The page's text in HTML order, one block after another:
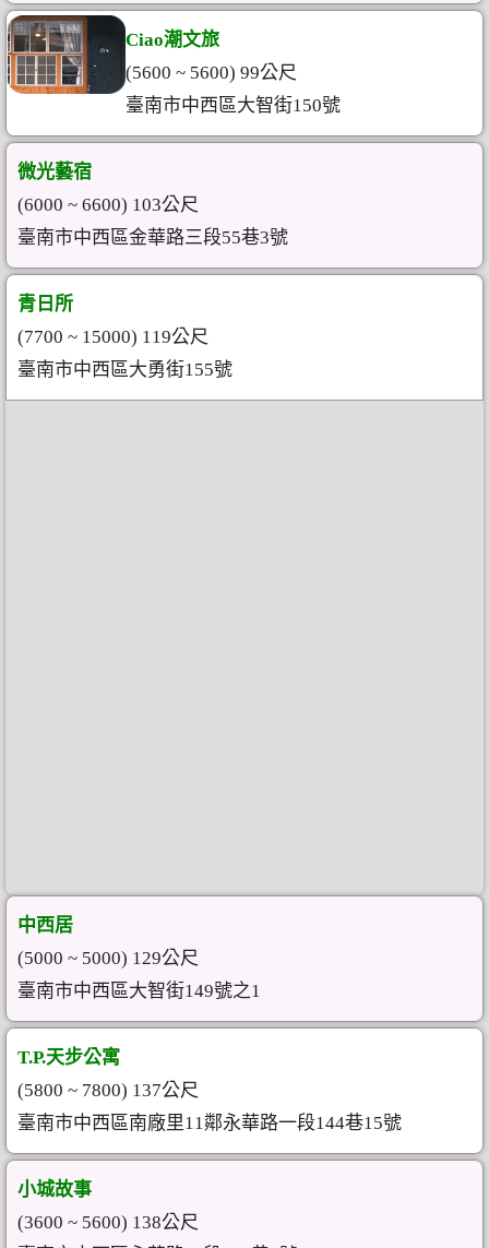
Ciao潮文旅
(5600 ~ 5600) 99公尺
臺南市中西區大智街150號
微光藝宿
(6000 ~ 6600) 103公尺
臺南市中西區金華路三段55巷3號
青日所
(7700 ~ 15000) 119公尺
臺南市中西區大勇街155號
中西居
(5000 ~ 5000) 129公尺
臺南市中西區大智街149號之1
T.P.天步公寓
(5800 ~ 7800) 137公尺
臺南市中西區南廠里11鄰永華路一段144巷15號
小城故事
(3600 ~ 5600) 138公尺